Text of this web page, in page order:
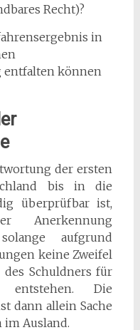
Recht)?
in
entfalten können
der ersten
bis in die
überprüfbar ist,
Anerkennung
aufgrund
keine Zweifel
Schuldners für
entstehen. Die
dann allein Sache
Ausland.